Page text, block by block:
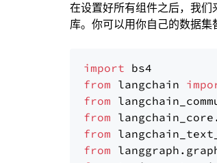
在设置好所有组件之后，我们
库。你可以用你自己的数据集
import
from langchain
from
from
from
from